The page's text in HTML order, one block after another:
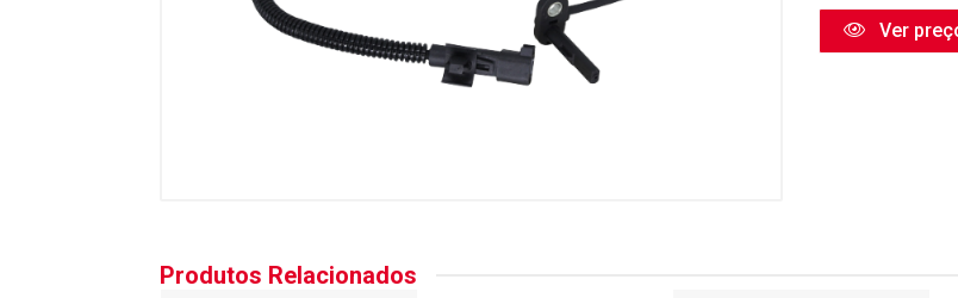
Ver
Produtos Relacionados